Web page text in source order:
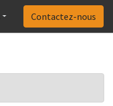
Contactez-nous